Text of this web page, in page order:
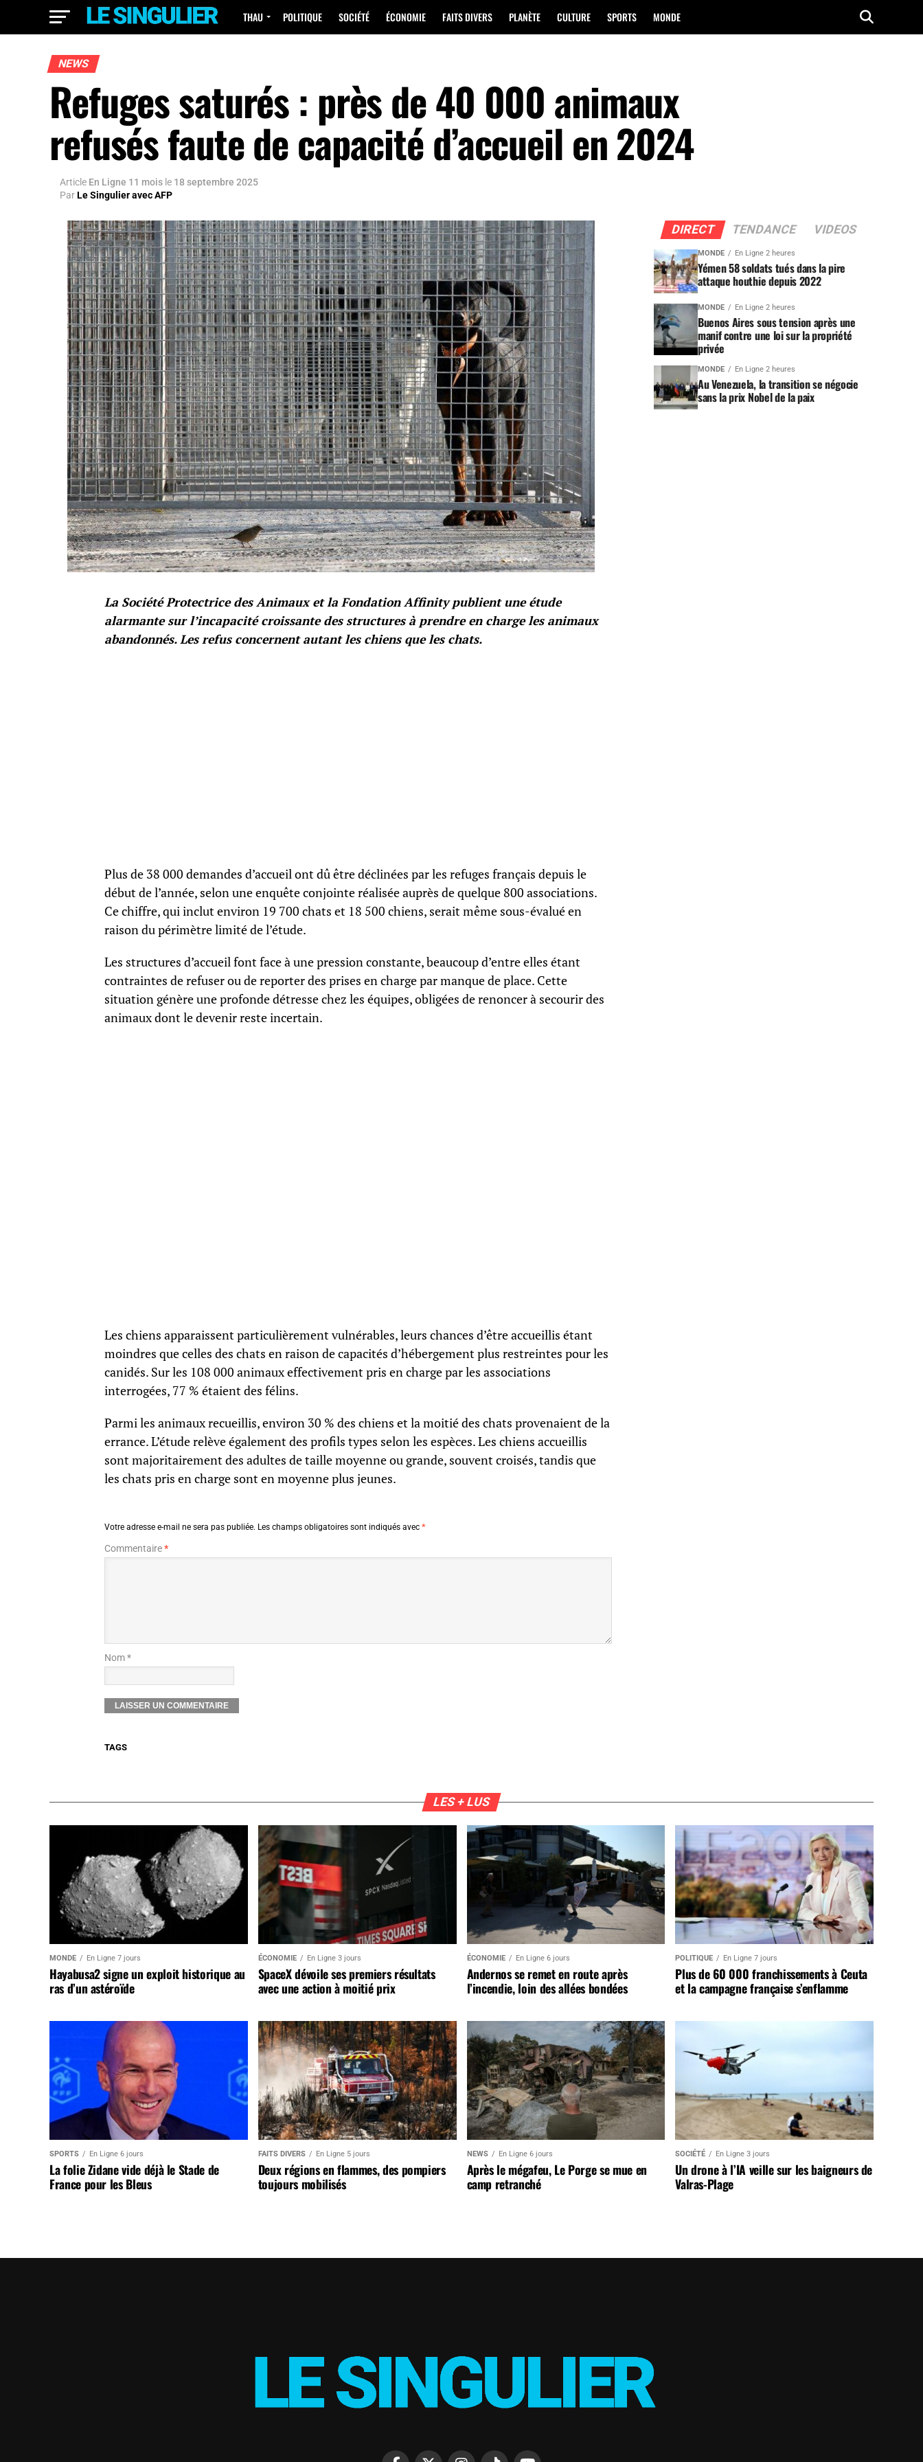
THAU POLITIQUE SOCIÉTÉ ÉCONOMIE FAITS DIVERS PLANÈTE CULTURE SPORTS MONDE
NEWS
Refuges saturés : près de 40 000 animaux
refusés faute de capacité d’accueil en 2024
Article En Ligne 11 mois le 18 septembre 2025
ParLe Singulier avec AFP
La Société Protectrice des Animaux et la Fondation Affinity publient une étude
alarmante sur l’incapacité croissante des structures à prendre en charge les animaux
abandonnés. Les refus concernent autant les chiens que les chats.
Plus de 38 000 demandes d’accueil ont dû être déclinées par les refuges français depuis le
début de l’année, selon une enquête conjointe réalisée auprès de quelque 800 associations.
Ce chiffre, qui inclut environ 19 700 chats et 18 500 chiens, serait même sous-évalué en
raison du périmètre limité de l’étude.
Les structures d’accueil font face à une pression constante, beaucoup d’entre elles étant
contraintes de refuser ou de reporter des prises en charge par manque de place. Cette
situation génère une profonde détresse chez les équipes, obligées de renoncer à secourir des
animaux dont le devenir reste incertain.
Les chiens apparaissent particulièrement vulnérables, leurs chances d’être accueillis étant
moindres que celles des chats en raison de capacités d’hébergement plus restreintes pour les
canidés. Sur les 108 000 animaux effectivement pris en charge par les associations
interrogées, 77 % étaient des félins.
Parmi les animaux recueillis, environ 30 % des chiens et la moitié des chats provenaient de la
errance. L’étude relève également des profils types selon les espèces. Les chiens accueillis
sont majoritairement des adultes de taille moyenne ou grande, souvent croisés, tandis que
les chats pris en charge sont en moyenne plus jeunes.
Votre adresse e-mail ne sera pas publiée. Les champs obligatoires sont indiqués avec *
Commentaire*
Nom *
TAGS
DIRECT TENDANCE VIDEOS
MONDE En Ligne 2 heures
Yémen 58 soldats tués dans la pire
attaque houthie depuis 2022
MONDE En Ligne 2 heures
Buenos Aires sous tension après une
manif contre une loi sur la propriété
privée
MONDE En Ligne 2 heures
Au Venezuela, la transition se négocie
sans la prix Nobel de la paix
LES + LUS
MONDE En Ligne 7 jours
Hayabusa2 signe un exploit historique au
ras d’un astéroïde
ÉCONOMIE En Ligne 3 jours
SpaceX dévoile ses premiers résultats
avec une action à moitié prix
ÉCONOMIE En Ligne 6 jours
Andernos se remet en route après
l’incendie, loin des allées bondées
POLITIQUE En Ligne 7 jours
Plus de 60 000 franchissements à Ceuta
et la campagne française s’enflamme
SPORTS En Ligne 6 jours
La folie Zidane vide déjà le Stade de
France pour les Bleus
FAITS DIVERS En Ligne 5 jours
Deux régions en flammes, des pompiers
toujours mobilisés
NEWS En Ligne 6 jours
Après le mégafeu, Le Porge se mue en
camp retranché
SOCIÉTÉ En Ligne 3 jours
Un drone à l’IA veille sur les baigneurs de
Valras-Plage